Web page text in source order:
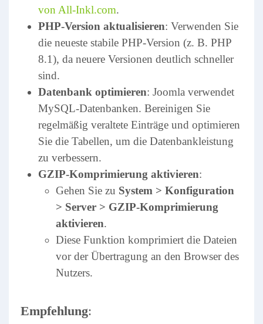
von All-Inkl.com.
PHP-Version aktualisieren: Verwenden Sie
die neueste stabile PHP-Version (z. B. PHP
8.1), da neuere Versionen deutlich schneller
sind.
Datenbank optimieren: Joomla verwendet
MySQL-Datenbanken. Bereinigen Sie
regelmäßig veraltete Einträge und optimieren
Sie die Tabellen, um die Datenbankleistung
zu verbessern.
GZIP-Komprimierung aktivieren:
Gehen Sie zu System > Konfiguration
> Server > GZIP-Komprimierung
aktivieren.
Diese Funktion komprimiert die Dateien
vor der Übertragung an den Browser des
Nutzers.
Empfehlung: